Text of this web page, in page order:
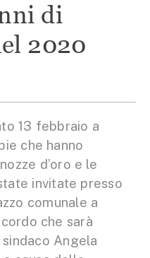
di
2020
13 febbraio a
che hanno
d’oro e le
invitate presso
comunale a
che sarà
Angela